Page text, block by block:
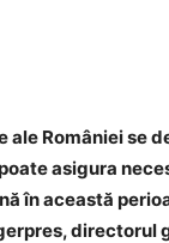
ale României se
asigura
în această
directorul